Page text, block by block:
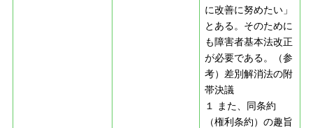
に改善に努めたい」
とある。そのために
も障害者基本法改正
が必要である。（参
考）差別解消法の附
帯決議
１ また、同条約
（権利条約）の趣旨